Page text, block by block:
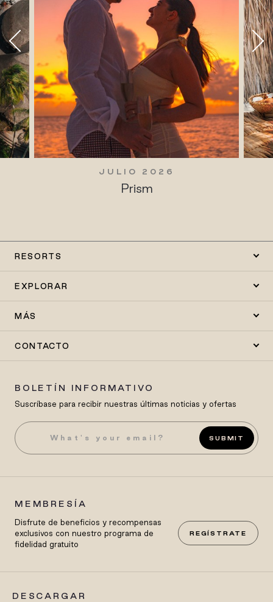
JULIO 2026
Prism
RESORTS
EXPLORAR
MÁS
CONTACTO
BOLETÍN INFORMATIVO
Suscríbase para recibir nuestras últimas noticias y ofertas
SUBMIT
MEMBRESÍA
Disfrute de beneficios y recompensas
exclusivos con nuestro programa de
fidelidad gratuito
REGÍSTRATE
DESCARGAR